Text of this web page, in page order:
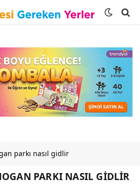
parkı nasıl gidlir
PARKI NASIL GIDLIR